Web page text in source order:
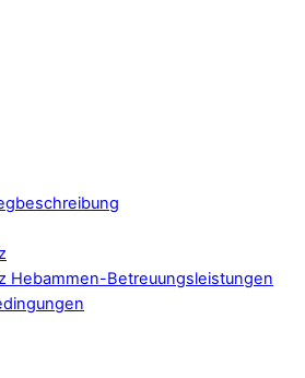
Hebammen-Betreuungsleistungen